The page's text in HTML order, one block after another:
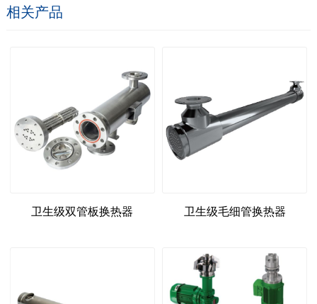
相关产品
卫生级双管板换热器 卫生级毛细管换热器